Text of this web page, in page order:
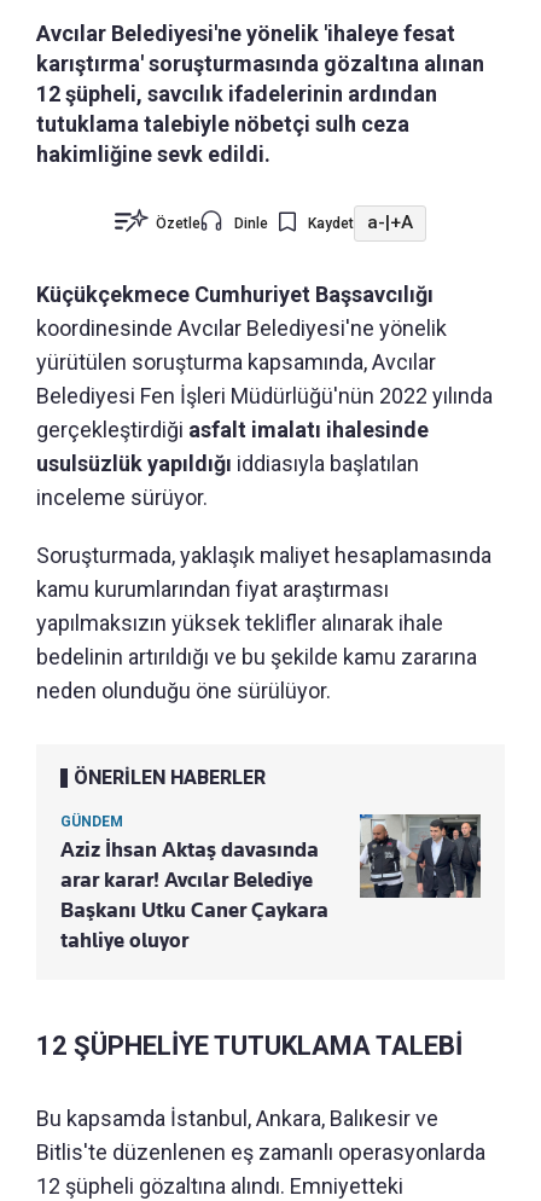
Avcılar Belediyesi'ne yönelik 'ihaleye fesat
karıştırma' soruşturmasında gözaltına alınan
12 şüpheli, savcılık ifadelerinin ardından
tutuklama talebiyle nöbetçi sulh ceza
hakimliğine sevk edildi.
Özetle Dinle Kaydet a- +A
Küçükçekmece Cumhuriyet Başsavcılığı
koordinesinde Avcılar Belediyesi'ne yönelik
yürütülen soruşturma kapsamında, Avcılar
Belediyesi Fen İşleri Müdürlüğü'nün 2022 yılında
gerçekleştirdiği asfalt imalatı ihalesinde
usulsüzlük yapıldığı iddiasıyla başlatılan
inceleme sürüyor.
Soruşturmada, yaklaşık maliyet hesaplamasında
kamu kurumlarından fiyat araştırması
yapılmaksızın yüksek teklifler alınarak ihale
bedelinin artırıldığı ve bu şekilde kamu zararına
neden olunduğu öne sürülüyor.
ÖNERİLEN HABERLER
GÜNDEM
Aziz İhsan Aktaş davasında
arar karar! Avcılar Belediye
Başkanı Utku Caner Çaykara
tahliye oluyor
12 ŞÜPHELİYE TUTUKLAMA TALEBİ
Bu kapsamda İstanbul, Ankara, Balıkesir ve
Bitlis'te düzenlenen eş zamanlı operasyonlarda
12 şüpheli gözaltına alındı. Emniyetteki